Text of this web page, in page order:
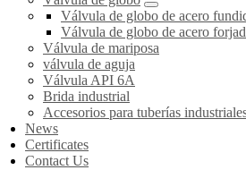
Válvula de globo de acero
Válvula de globo de acero
Válvula de mariposa
válvula de aguja
Válvula API 6A
Brida industrial
Accesorios para tuberías
News
Certificates
Contact Us